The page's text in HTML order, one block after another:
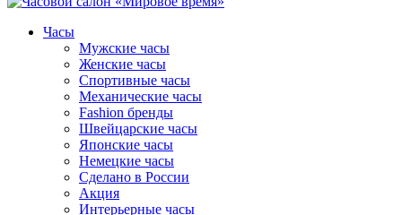
Часы
Мужские часы
Женские часы
Спортивные часы
Механические часы
Fashion бренды
Швейцарские часы
Японские часы
Немецкие часы
Сделано в России
Акция
Интерьерные часы